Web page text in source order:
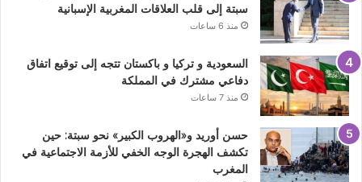
سبتة إلى قلب العلاقات المغربية الإسبانية
منذ 6 ساعات
السعودية و تركيا و باكستان تتجه إلى توقيع اتفاق
دفاعي مشترك في المملكة
منذ 7 ساعات
حسن أوريد و«الهروب الكبير» نحو سبتة: حين
تكشف الهجرة الوجه الخفي للأزمة الاجتماعية في
المغرب